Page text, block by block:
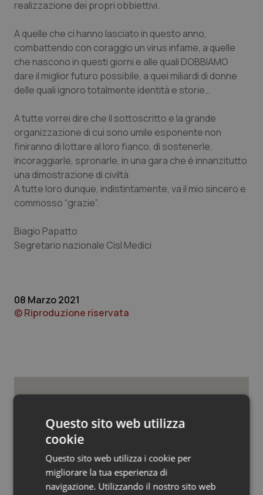
Provincia Autonoma di Trento
Puglia
Sardegna
Sicilia
Toscana
Umbria
Valle D’Aosta
Ipertensione & Scompenso
Malattie rare
Malattia di Crohn & Rettocolite Ulcerosa
Neuroscienze & patologie neurodegenerative
Obesità
Oftalmologia
Oncodermatologia
Oncologia & Nutrizione
Quotidiano Oncologia
Quotidiano Pediatria
Rene & patologie urogenitali
realizzazione dei propri obbiettivi.
A quelle che ci hanno lasciato in questo anno,
combattendo con coraggio un virus infame, a quelle
che nascono in questi giorni e alle quali DOBBIAMO
dare il miglior futuro possibile, a quei miliardi di donne
delle quali ignoro totalmente identità e storie…
A tutte vorrei dire che il sottoscritto e la grande
organizzazione di cui sono umile esponente non
finiranno di lottare al loro fianco, di sostenerle,
incoraggiarle, spronarle, in una gara che è innanzitutto
una dimostrazione di civiltà.
A tutte loro dunque, indistintamente, va il mio sincero e
commosso “grazie”.
Biagio Papatto
Segretario nazionale Cisl Medici
08 Marzo 2021
© Riproduzione riservata
Lettere al direttore
“Hai la diarrea? Vai alla Casa della
Comunità!” Slogan rischioso per una
giusta campagna promozionale delle
Questo sito web utilizza
cookie
Questo sito web utilizza i cookie per
migliorare la tua esperienza di
navigazione. Utilizzando il nostro sito web